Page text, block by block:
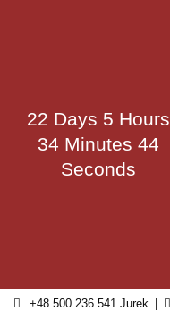
22 Days 5 Hours
34 Minutes 44
Seconds
+48 500 236 541 Jurek